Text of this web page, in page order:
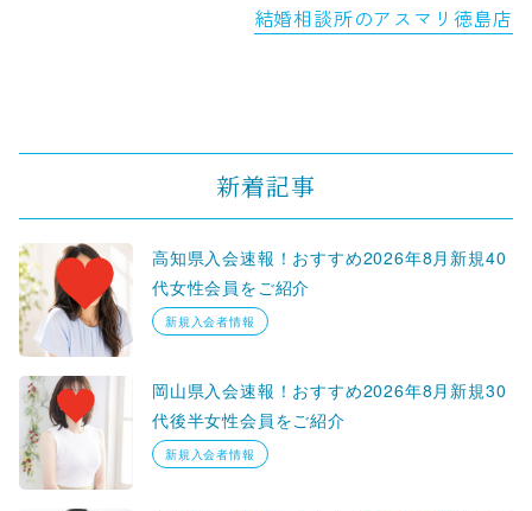
結婚相談所のアスマリ徳島店
新着記事
高知県入会速報！おすすめ2026年8月新規40
代女性会員をご紹介
新規入会者情報
岡山県入会速報！おすすめ2026年8月新規30
代後半女性会員をご紹介
新規入会者情報